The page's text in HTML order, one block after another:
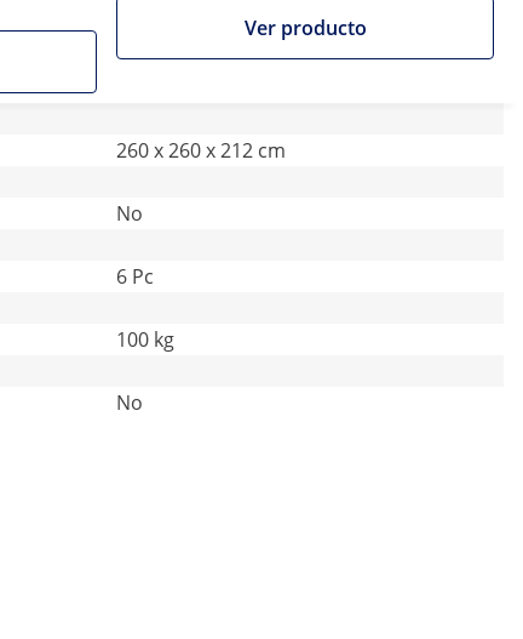
Ver producto
260 x 260 x 212 cm
No
6 Pc
100 kg
No